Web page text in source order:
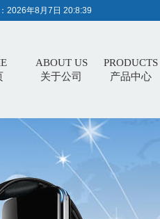
2026年8月7日 20:8:39
ABOUT US
关于公司
PRODUCTS
产品中心